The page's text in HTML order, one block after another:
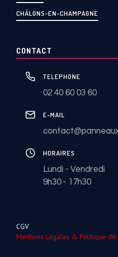
CHÂLONS-EN-CHAMPAGNE
CONTACT
TELEPHONE
02 40 60 03 60
E-MAIL
HORAIRES
Lundi - Vendredi
9h30 - 17h30
CGV
Mentions Légales & Politique